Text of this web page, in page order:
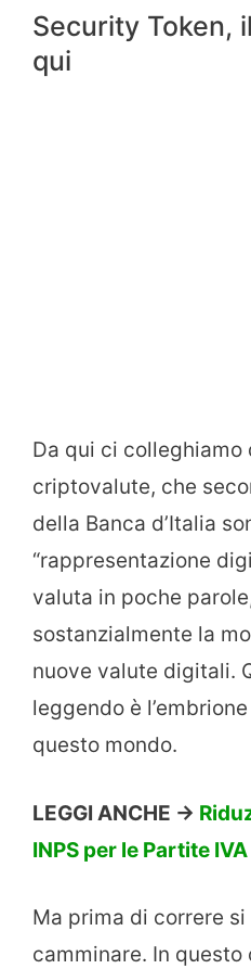
Security Token,
qui
Da qui ci
criptovalute, che
della Banca d’Italia
“rappresentazione
valuta in poche
sostanzialmente la
nuove valute digitali.
leggendo è
questo mondo.
LEGGI ANCHE ->
INPS per le Partite IVA
Ma prima di correre
camminare. In questo